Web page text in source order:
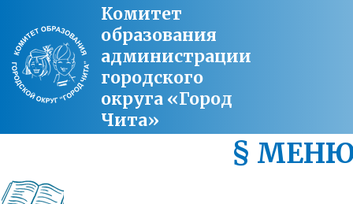
Комитет
образования
администрации
городского
округа «Город
Чита»
§